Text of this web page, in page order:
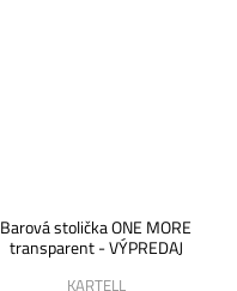
Barová stolička ONE MORE
transparent - VÝPREDAJ
KARTELL